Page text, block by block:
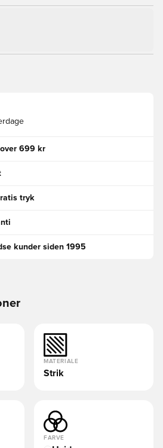
699 kr
tryk
kunder siden 1995
MATERIALE
Strik
FARVE